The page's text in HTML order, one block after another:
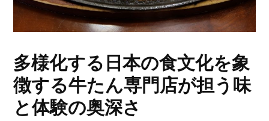
多様化する日本の食文化を象
徴する牛たん専門店が担う味
と体験の奥深さ